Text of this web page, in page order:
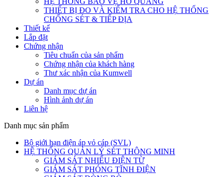
THIẾT BỊ ĐO VÀ KIỂM TRA CHO HỆ THỐNG
CHỐNG SÉT & TIẾP ĐỊA
Thiết kế
Lắp đặt
Chứng nhận
Tiêu chuẩn của sản phẩm
Chứng nhận của khách hàng
Thư xác nhận của Kumwell
Dự án
Danh mục dự án
Hình ảnh dự án
Liên hệ
Danh mục sản phẩm
Bộ giới hạn điện áp vỏ cáp (SVL)
HỆ THỐNG QUẢN LÝ SÉT THÔNG MINH
GIÁM SÁT NHIỂU ĐIỆN TỪ
GIÁM SÁT PHÓNG TĨNH ĐIỆN